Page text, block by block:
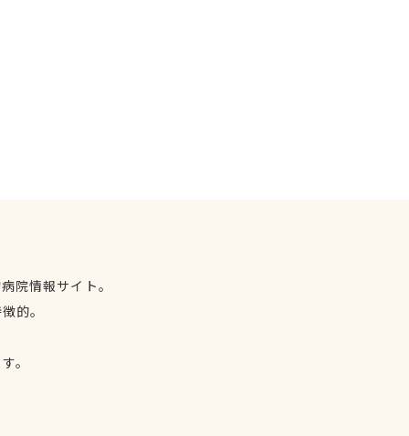
院情報サイト。
的。
。